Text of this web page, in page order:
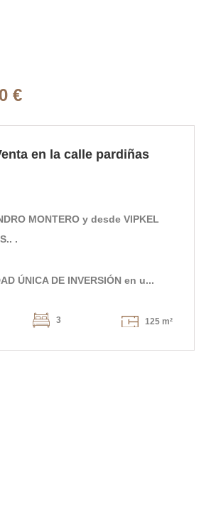
€
en la calle pardiñas
MONTERO y desde VIPKEL
.
ÚNICA DE INVERSIÓN en u...
3 125 m²